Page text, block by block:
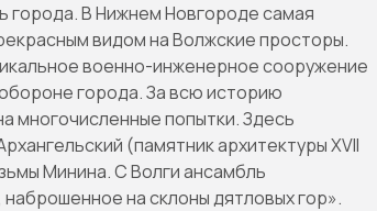
города. В Нижнем Новгороде самая
видом на Волжские просторы.
военно-инженерное сооружение
города. За всю историю
многочисленные попытки. Здесь
(памятник архитектуры XVII
Минина. С Волги ансамбль
на склоны дятловых гор».